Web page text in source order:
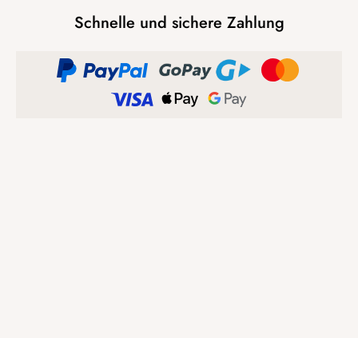
Schnelle und sichere Zahlung